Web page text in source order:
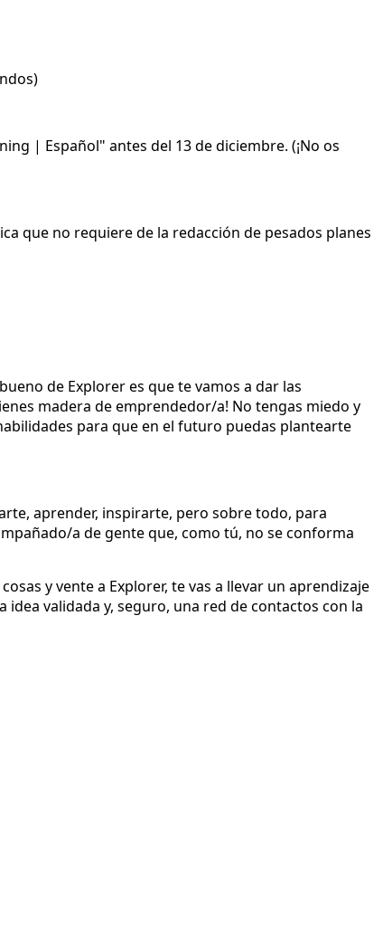
| Español" antes del 13 de diciembre. (¡No os
que no requiere de la redacción de pesados planes
de Explorer es que te vamos a dar las
madera de emprendedor/a! No tengas miedo y
para que en el futuro puedas plantearte
aprender, inspirarte, pero sobre todo, para
a de gente que, como tú, no se conforma
y vente a Explorer, te vas a llevar un aprendizaje
validada y, seguro, una red de contactos con la